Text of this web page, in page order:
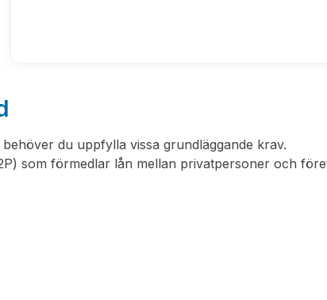
du uppfylla vissa grundläggande krav.
som förmedlar lån mellan privatpersoner och